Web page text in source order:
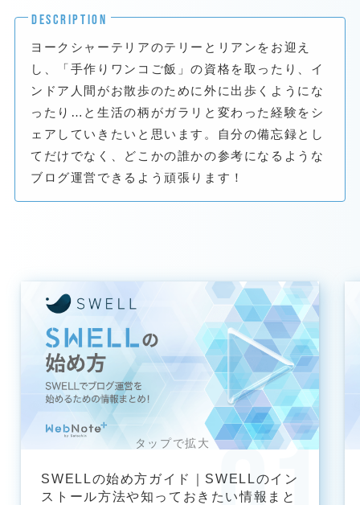
DESCRIPTION
ヨークシャーテリアのテリーとリアンをお迎え
し、「手作りワンコご飯」の資格を取ったり、イ
ンドア人間がお散歩のために外に出歩くようにな
ったり…と生活の柄がガラリと変わった経験をシ
ェアしていきたいと思います。自分の備忘録とし
てだけでなく、どこかの誰かの参考になるような
ブログ運営できるよう頑張ります！
SWELLの始め方ガイド｜SWELLのイン
ストール方法や知っておきたい情報まと